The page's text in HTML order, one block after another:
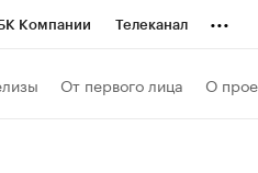
Компании Телеканал ...
От первого лица О